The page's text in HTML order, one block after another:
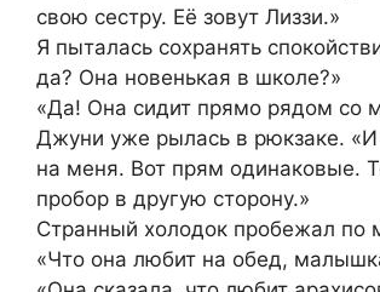
свою сестру. Её зовут Лиззи.»
Я пыталась сохранять
да? Она новенькая в школе?»
«Да! Она сидит прямо рядом со
Джуни уже рылась в рюкзаке.
на меня. Вот прям одинаковые.
пробор в другую сторону.»
Странный холодок пробежал по
«Что она любит на обед,